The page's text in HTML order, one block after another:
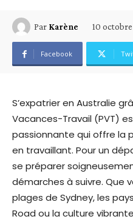
Par Karène 10
Facebook
S’expatrier en Australie
Vacances-Travail (PVT)
passionnante qui offre la
en travaillant. Pour un
se préparer
démarches à suivre. Que
plages de Sydney, les
Road ou la culture